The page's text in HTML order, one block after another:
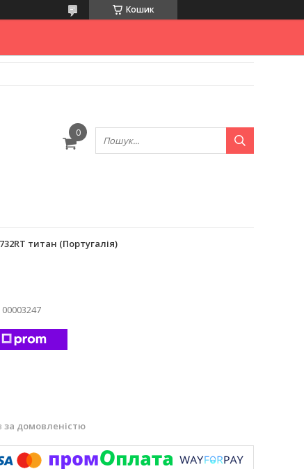
Кошик
титан (Португалія)
00003247
за домовленістю